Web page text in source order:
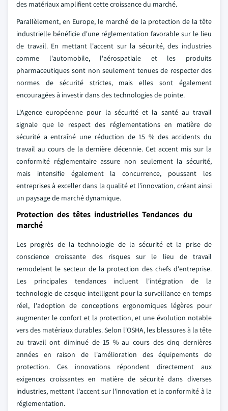
des matériaux amplifient cette croissance du marché.
Parallèlement, en Europe, le marché de la protection de la tête
industrielle bénéficie d'une réglementation favorable sur le lieu
de travail. En mettant l'accent sur la sécurité, des industries
comme l'automobile, l'aérospatiale et les produits
pharmaceutiques sont non seulement tenues de respecter des
normes de sécurité strictes, mais elles sont également
encouragées à investir dans des technologies de pointe.
L'Agence européenne pour la sécurité et la santé au travail
signale que le respect des réglementations en matière de
sécurité a entraîné une réduction de 15 % des accidents du
travail au cours de la dernière décennie. Cet accent mis sur la
conformité réglementaire assure non seulement la sécurité,
mais intensifie également la concurrence, poussant les
entreprises à exceller dans la qualité et l'innovation, créant ainsi
un paysage de marché dynamique.
Protection des têtes industrielles Tendances du
marché
Les progrès de la technologie de la sécurité et la prise de
conscience croissante des risques sur le lieu de travail
remodelent le secteur de la protection des chefs d'entreprise.
Les principales tendances incluent l'intégration de la
technologie de casque intelligent pour la surveillance en temps
réel, l'adoption de conceptions ergonomiques légères pour
augmenter le confort et la protection, et une évolution notable
vers des matériaux durables. Selon l'OSHA, les blessures à la tête
au travail ont diminué de 15 % au cours des cinq dernières
années en raison de l'amélioration des équipements de
protection. Ces innovations répondent directement aux
exigences croissantes en matière de sécurité dans diverses
industries, mettant l'accent sur l'innovation et la conformité à la
réglementation.